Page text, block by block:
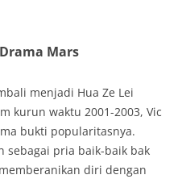
Mars
menjadi Hua Ze Lei
kurun waktu 2001-2003, Vic
bukti popularitasnya.
sebagai pria baik-baik bak
diri dengan